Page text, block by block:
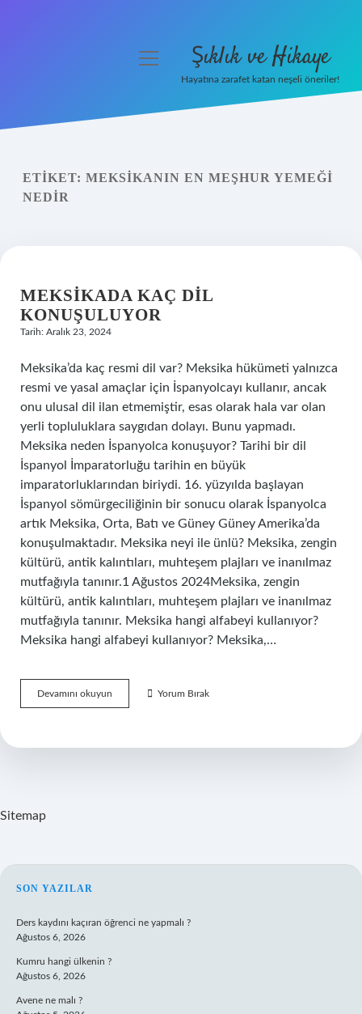
Yasal Uyarı
menüyü
Şıklık ve Hikaye
Hayatına zarafet katan neşeli öneriler!
ETIKET: MEKSIKANIN EN MEŞHUR YEMEĞI
NEDIR
MEKSIKADA KAÇ DIL
KONUŞULUYOR
Tarih: Aralık 23, 2024
Meksika’da kaç resmi dil var? Meksika hükümeti yalnızca
resmi ve yasal amaçlar için İspanyolcayı kullanır, ancak
onu ulusal dil ilan etmemiştir, esas olarak hala var olan
yerli topluluklara saygıdan dolayı. Bunu yapmadı.
Meksika neden İspanyolca konuşuyor? Tarihi bir dil
İspanyol İmparatorluğu tarihin en büyük
imparatorluklarından biriydi. 16. yüzyılda başlayan
İspanyol sömürgeciliğinin bir sonucu olarak İspanyolca
artık Meksika, Orta, Batı ve Güney Güney Amerika’da
konuşulmaktadır. Meksika neyi ile ünlü? Meksika, zengin
kültürü, antik kalıntıları, muhteşem plajları ve inanılmaz
mutfağıyla tanınır.1 Ağustos 2024Meksika, zengin
kültürü, antik kalıntıları, muhteşem plajları ve inanılmaz
mutfağıyla tanınır. Meksika hangi alfabeyi kullanıyor?
Meksika hangi alfabeyi kullanıyor? Meksika,…
Devamını okuyun Meksikada
Kaç
Yorum Bırak
Sitemap
SIDEBAR
SON YAZILAR
Ders kaydını kaçıran öğrenci ne yapmalı ?
Ağustos 6, 2026
Kumru hangi ülkenin ?
Ağustos 6, 2026
Avene ne malı ?